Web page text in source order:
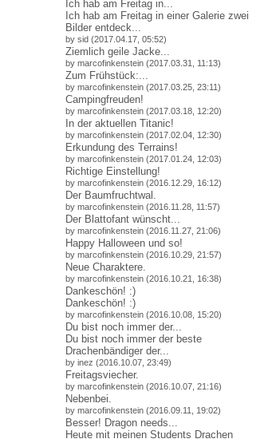
Ich hab am Freitag in...
Ich hab am Freitag in einer Galerie zwei
Bilder entdeck...
by sid (2017.04.17, 05:52)
Ziemlich geile Jacke...
by marcofinkenstein (2017.03.31, 11:13)
Zum Frühstück:...
by marcofinkenstein (2017.03.25, 23:11)
Campingfreuden!
by marcofinkenstein (2017.03.18, 12:20)
In der aktuellen Titanic!
by marcofinkenstein (2017.02.04, 12:30)
Erkundung des Terrains!
by marcofinkenstein (2017.01.24, 12:03)
Richtige Einstellung!
by marcofinkenstein (2016.12.29, 16:12)
Der Baumfruchtwal.
by marcofinkenstein (2016.11.28, 11:57)
Der Blattofant wünscht...
by marcofinkenstein (2016.11.27, 21:06)
Happy Halloween und so!
by marcofinkenstein (2016.10.29, 21:57)
Neue Charaktere.
by marcofinkenstein (2016.10.21, 16:38)
Dankeschön! :)
Dankeschön! :)
by marcofinkenstein (2016.10.08, 15:20)
Du bist noch immer der...
Du bist noch immer der beste
Drachenbändiger der...
by inez (2016.10.07, 23:49)
Freitagsviecher.
by marcofinkenstein (2016.10.07, 21:16)
Nebenbei.
by marcofinkenstein (2016.09.11, 19:02)
Besser! Dragon needs...
Heute mit meinen Students Drachen